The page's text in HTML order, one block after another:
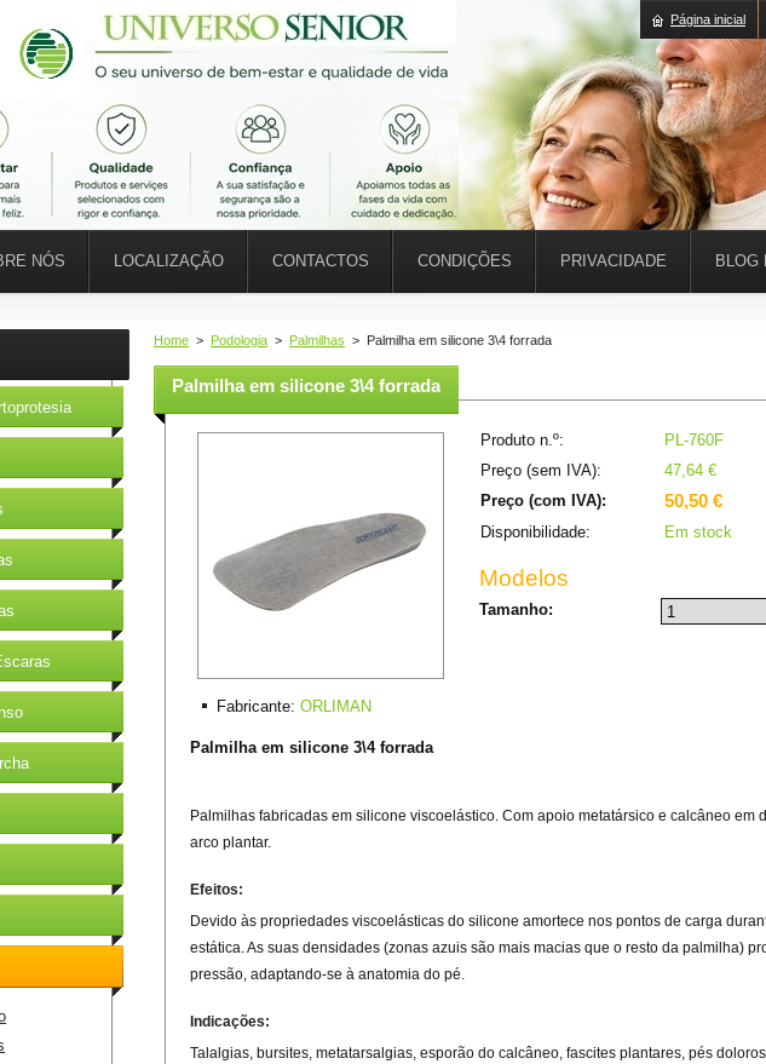
Home > Podologia > Palmilhas > Palmilha em silicone 3\4 forrada
Palmilha em silicone 3\4 forrada
Produto n.º:
PL-760F
Preço (sem IVA):
47,64 €
Preço (com IVA):
50,50 €
Disponibilidade: Em stock
Modelos
Tamanho:
Fabricante: ORLIMAN
Palmilha em silicone 3\4 forrada
Palmilhas fabricadas em silicone viscoelástico. Com apoio metatársico e calcâneo em
arco plantar.
Efeitos:
Devido às propriedades viscoelásticas do silicone amortece nos pontos de carga
estática. As suas densidades (zonas azuis são mais macias que o resto da palmilha)
pressão, adaptando-se à anatomia do pé.
Indicações:
Talalgias, bursites, metatarsalgias, esporão do calcâneo, fascites plantares, pés
NÓS LOCALIZAÇÃO CONTACTOS CONDIÇÕES PRIVACIDADE BLOG
Página inicial